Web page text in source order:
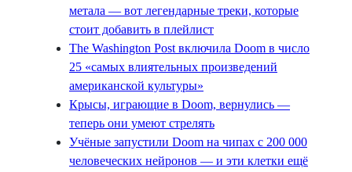
метала — вот легендарные треки, которые
стоит добавить в плейлист
The Washington Post включила Doom в число
25 «самых влиятельных произведений
американской культуры»
Крысы, играющие в Doom, вернулись —
теперь они умеют стрелять
Учёные запустили Doom на чипах с 200 000
человеческих нейронов — и эти клетки ещё